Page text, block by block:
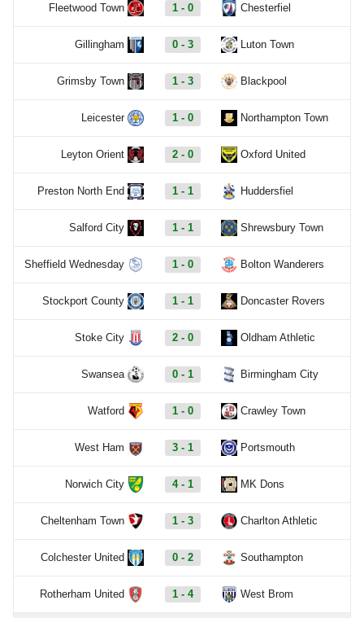
Fleetwood Town 1 - 0 Chesterfiel
Gillingham 0 - 3 Luton Town
Grimsby Town 1 - 3 Blackpool
Leicester 1 - 0 Northampton Town
Leyton Orient 2 - 0 Oxford United
Preston North End 1 - 1 Huddersfiel
Salford City 1 - 1 Shrewsbury Town
Sheffield Wednesday 1 - 0 Bolton Wanderers
Stockport County 1 - 1 Doncaster Rovers
Stoke City 2 - 0 Oldham Athletic
Swansea 0 - 1 Birmingham City
Watford 1 - 0 Crawley Town
West Ham 3 - 1 Portsmouth
Norwich City 4 - 1 MK Dons
Cheltenham Town 1 - 3 Charlton Athletic
Colchester United 0 - 2 Southampton
Rotherham United 1 - 4 West Brom